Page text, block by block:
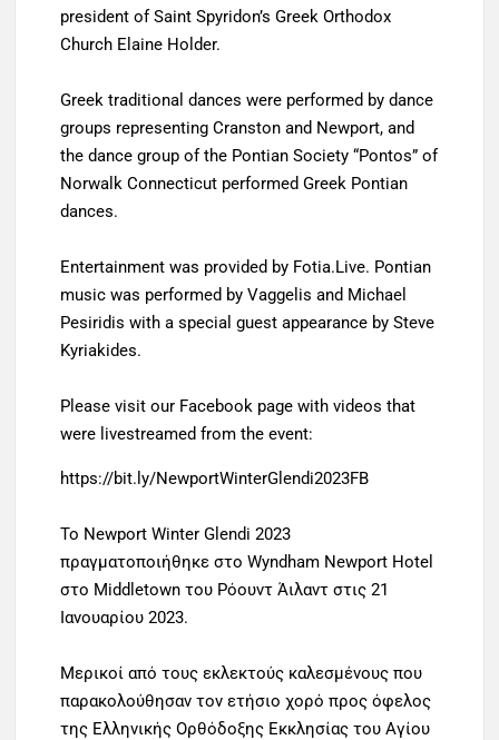
president of Saint Spyridon’s Greek Orthodox
Church Elaine Holder.
Greek traditional dances were performed by dance
groups representing Cranston and Newport, and
the dance group of the Pontian Society “Pontos” of
Norwalk Connecticut performed Greek Pontian
dances.
Entertainment was provided by Fotia.Live. Pontian
music was performed by Vaggelis and Michael
Pesiridis with a special guest appearance by Steve
Kyriakides.
Please visit our Facebook page with videos that
were livestreamed from the event:
https://bit.ly/NewportWinterGlendi2023FB
Το Newport Winter Glendi 2023
πραγματοποιήθηκε στο Wyndham Newport Hotel
στο Middletown του Ρόουντ Άιλαντ στις 21
Ιανουαρίου 2023.
Μερικοί από τους εκλεκτούς καλεσμένους που
παρακολούθησαν τον ετήσιο χορό προς όφελος
της Ελληνικής Ορθόδοξης Εκκλησίας του Αγίου